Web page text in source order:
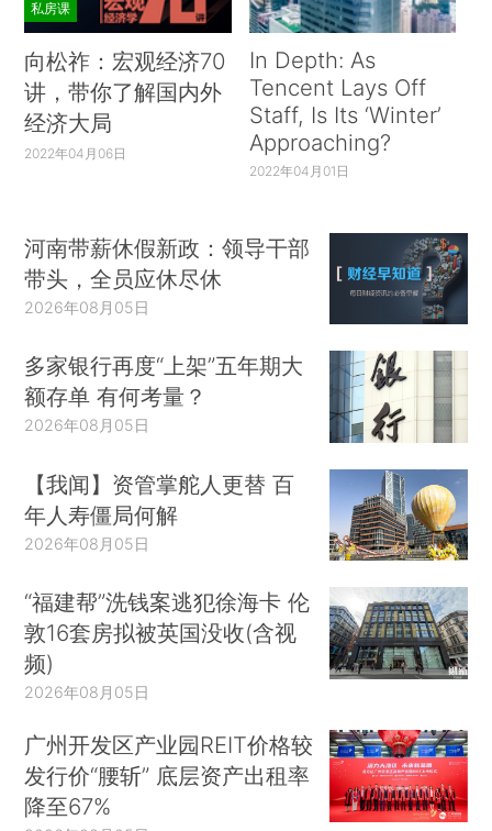
私房课
向松祚：宏观经济70
讲，带你了解国内外
经济大局
2022年04月06日
In Depth: As
Tencent Lays Off
Staff, Is Its ‘Winter’
Approaching?
2022年04月01日
河南带薪休假新政：领导干部
带头，全员应休尽休
2026年08月05日
多家银行再度“上架”五年期大
额存单 有何考量？
2026年08月05日
【我闻】资管掌舵人更替 百
年人寿僵局何解
2026年08月05日
“福建帮”洗钱案逃犯徐海卡 伦
敦16套房拟被英国没收(含视
频)
2026年08月05日
广州开发区产业园REIT价格较
发行价“腰斩” 底层资产出租率
降至67%